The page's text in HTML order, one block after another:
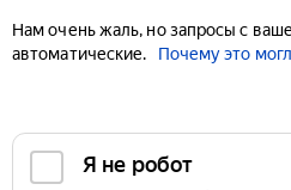
Нам очень жаль, но запросы с
автоматические.
Почему это